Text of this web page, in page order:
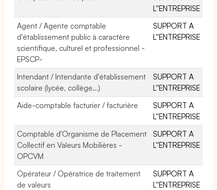
L''ENTREPRISE
Agent / Agente comptable
d'établissement public à caractère
scientifique, culturel et professionnel -
EPSCP-
SUPPORT A
L''ENTREPRISE
Intendant / Intendante d'établissement
scolaire (lycée, collège...)
SUPPORT A
L''ENTREPRISE
Aide-comptable facturier / facturière
SUPPORT A
L''ENTREPRISE
Comptable d'Organisme de Placement
Collectif en Valeurs Mobilières -
OPCVM
SUPPORT A
L''ENTREPRISE
Opérateur / Opératrice de traitement
de valeurs
SUPPORT A
L''ENTREPRISE